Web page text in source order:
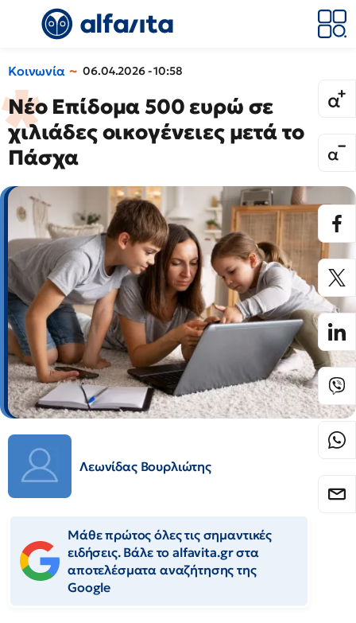
Κοινωνία 06.04.2026 - 10:58
Νέο Επίδομα 500 ευρώ σε
χιλιάδες οικογένειες μετά το
Πάσχα
Λεωνίδας Βουρλιώτης
Μάθε πρώτος όλες τις σημαντικές
ειδήσεις. Βάλε το alfavita.gr στα
αποτελέσματα αναζήτησης της
Google